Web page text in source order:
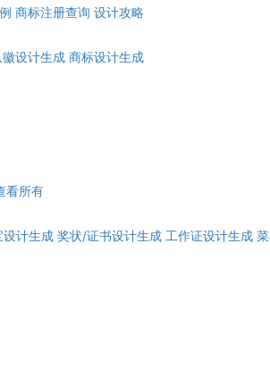
商标注册查询 设计攻略
徽设计生成 商标设计生成
看所有
设计生成 奖状/证书设计生成 工作证设计生成